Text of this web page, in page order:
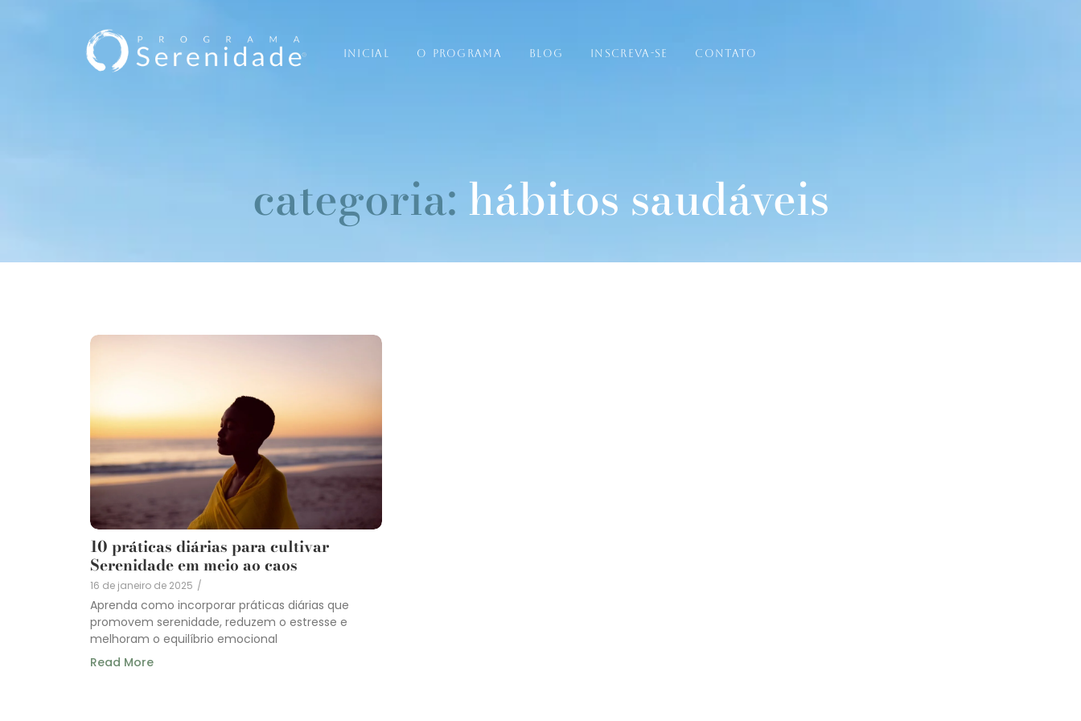
INICIAL O PROGRAMA BLOG INSCREVA-SE CONTATO
categoria: hábitos saudáveis
10 práticas diárias para cultivar
Serenidade em meio ao caos
16 de janeiro de 2025 /
Aprenda como incorporar práticas diárias que
promovem serenidade, reduzem o estresse e
melhoram o equilíbrio emocional
Read More